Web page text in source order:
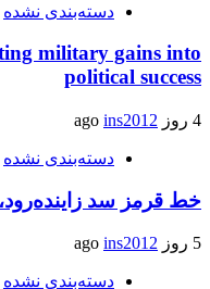
دسته‌بندی نشده
military gains into
political success
4 روز ago ins2012
دسته‌بندی نشده
خط قرمز سد زاینده‌رود، ۲۳۶ میلیون مترمکعب است
5 روز ago ins2012
دسته‌بندی نشده